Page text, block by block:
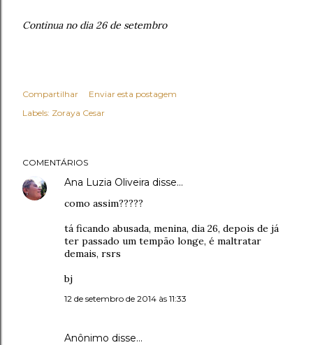
Continua no dia 26 de setembro
Compartilhar
Enviar esta postagem
Labels: Zoraya Cesar
COMENTÁRIOS
Ana Luzia Oliveira disse…
como assim?????
tá ficando abusada, menina, dia 26, depois de já
ter passado um tempão longe, é maltratar
demais, rsrs
bj
12 de setembro de 2014 às 11:33
Anônimo disse…